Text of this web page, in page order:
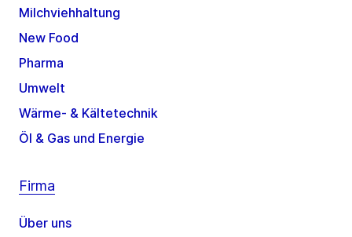
Milchviehhaltung
New Food
Pharma
Umwelt
Wärme- & Kältetechnik
Öl & Gas und Energie
Firma
Über uns